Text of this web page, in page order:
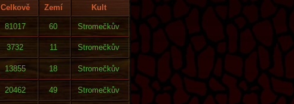
Celkově Zemí
Kult
81017 60
Stromečkův
3732 11
Stromečkův
13855 18
Stromečkův
20462 49
Stromečkův